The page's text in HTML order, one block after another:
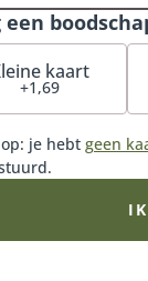
de meest
van
met
uniek. De
voorbeeld,
een
kaart
+1,69
je hebt geen